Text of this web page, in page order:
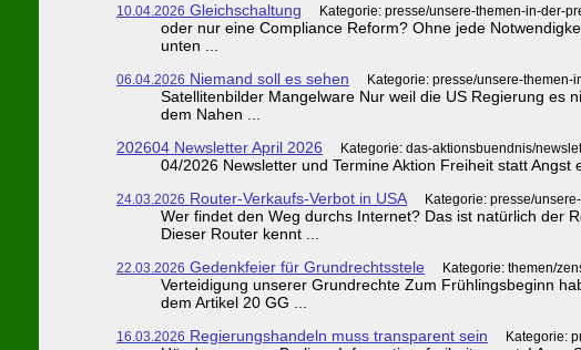
10.04.2026 Gleichschaltung Kategorie: presse/unsere-themen-in-der-
oder nur eine Compliance Reform? Ohne jede
unten ...
06.04.2026 Niemand soll es sehen Kategorie: presse/unsere-themen-
Satellitenbilder Mangelware Nur weil die US Regierung es
dem Nahen ...
202604 Newsletter April 2026
Kategorie: das-aktionsbuendnis/
04/2026 Newsletter und Termine Aktion Freiheit statt Angst
24.03.2026 Router-Verkaufs-Verbot in USA Kategorie: presse/
Wer findet den Weg durchs Internet? Das ist natürlich der
Dieser Router kennt ...
22.03.2026 Gedenkfeier für Grundrechtsstele Kategorie: themen/
Verteidigung unserer Grundrechte Zum Frühlingsbeginn
dem Artikel 20 GG ...
16.03.2026 Regierungshandeln muss transparent sein Kategorie: